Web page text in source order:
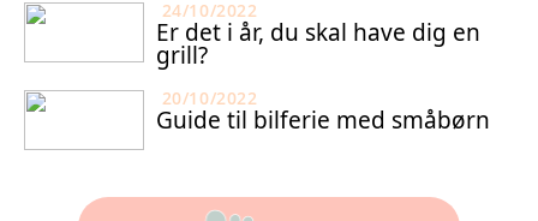
24/10/2022
Er det i år, du skal have dig en
grill?
20/10/2022
Guide til bilferie med småbørn